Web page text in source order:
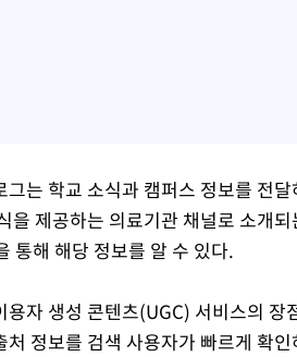
그는 학교 소식과 캠퍼스 정보를 전
을 제공하는 의료기관 채널로 소개
통해 해당 정보를 알 수 있다.
용자 생성 콘텐츠(UGC) 서비스의
처 정보를 검색 사용자가 빠르게 확